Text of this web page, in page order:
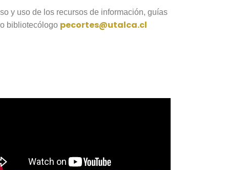
y uso de los recursos de información, guías
bibliotecólogo pecortes@utalca.cl